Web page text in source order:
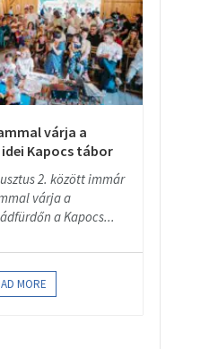
várja a
Kapocs tábor
2. között immár
várja a
a Kapocs...
MORE